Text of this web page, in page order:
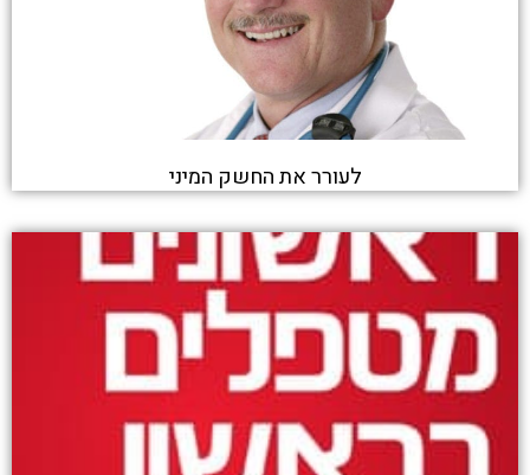
לעורר את החשק המיני